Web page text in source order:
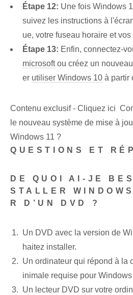
Étape 12: Une fois Windows
suivez les instructions à
ue, votre fuseau horaire et
Étape 13: Enfin, connectez-
microsoftou créez un
er utiliser Windows 10 à partir
Contenu exclusif - Cliquez ici
le nouveau système de mise à
Windows 11 ?
QUESTIONS ET
DE QUOI AI-JE
STALLER
R D’UN DVD ?
Un DVD avec la version de
haitez installer.
Un ordinateur qui répond à la
inimale requise pour Windows
Un lecteur DVD sur votre